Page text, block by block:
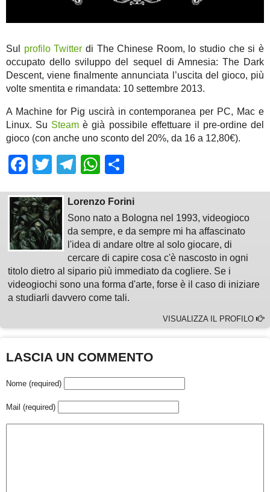
Sul profilo Twitter di The Chinese Room, lo studio che si è
occupato dello sviluppo del sequel di Amnesia: The Dark
Descent, viene finalmente annunciata l’uscita del gioco, più
volte smentita e rimandata: 10 settembre 2013.
A Machine for Pig uscirà in contemporanea per PC, Mac e
Linux. Su Steam è già possibile effettuare il pre-ordine del
gioco (con anche uno sconto del 20%, da 16 a 12,80€).
Facebook
TwitterTelegram
WhatsApp
Lorenzo Forini
Sono nato a Bologna nel 1993, videogioco
da sempre, e da sempre mi ha affascinato
l'idea di andare oltre al solo giocare, di
cercare di capire cosa c'è nascosto in ogni
titolo dietro al sipario più immediato da cogliere. Se i
videogiochi sono una forma d'arte, forse è il caso di iniziare
a studiarli davvero come tali.
VISUALIZZA IL PROFILO
LASCIA UN COMMENTO
Nome (required)
Mail (required)